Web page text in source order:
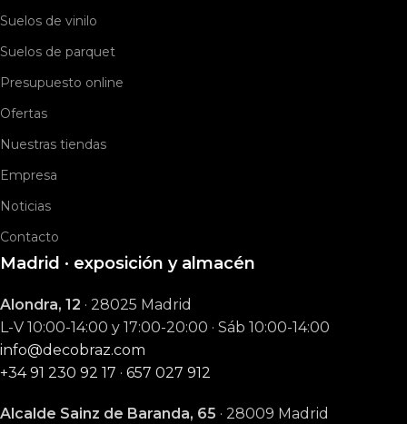
Suelos de vinilo
Suelos de parquet
Presupuesto online
Ofertas
Nuestras tiendas
Empresa
Noticias
Contacto
Madrid · exposición y almacén
Alondra, 12 · 28025 Madrid
L-V 10:00-14:00 y 17:00-20:00 · Sáb 10:00-14:00
info@decobraz.com
+34 91 230 92 17 · 657 027 912
Alcalde Sainz de Baranda, 65 · 28009 Madrid